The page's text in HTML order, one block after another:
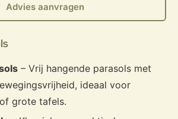
Advies aanvragen
– Vrij hangende parasols met
ideaal voor
grote tafels.